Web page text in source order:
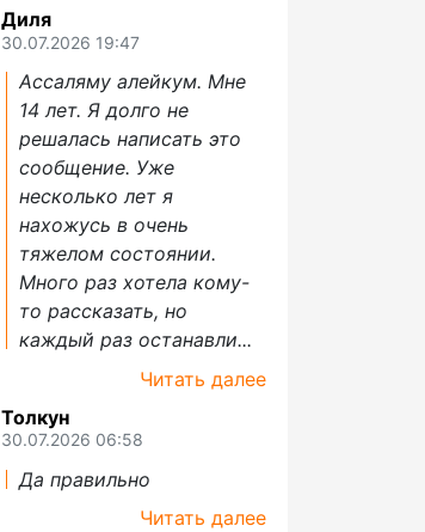
Диля
30.07.2026 19:47
Ассаляму алейкум. Мне
14 лет. Я долго не
решалась написать это
сообщение. Уже
несколько лет я
нахожусь в очень
тяжелом состоянии.
Много раз хотела кому-
то рассказать, но
каждый раз останавли...
Читать далее
Толкун
30.07.2026 06:58
Да правильно
Читать далее